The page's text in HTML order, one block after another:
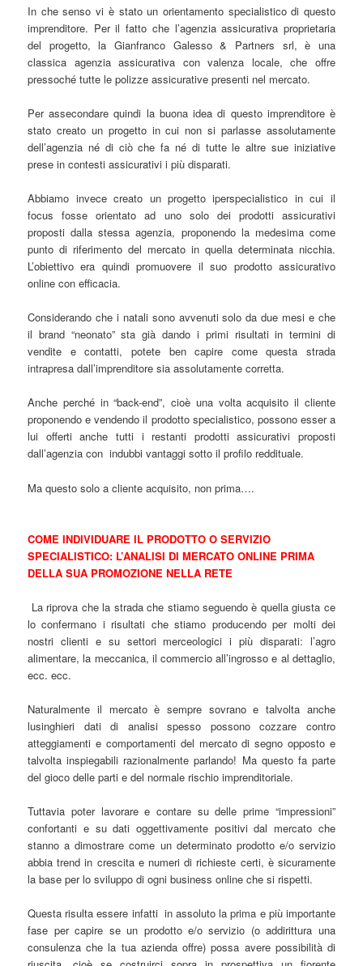
In che senso vi è stato un orientamento specialistico di questo
imprenditore. Per il fatto che l’agenzia assicurativa proprietaria
del progetto, la Gianfranco Galesso & Partners srl, è una
classica agenzia assicurativa con valenza locale, che offre
pressoché tutte le polizze assicurative presenti nel mercato.
Per assecondare quindi la buona idea di questo imprenditore è
stato creato un progetto in cui non si parlasse assolutamente
dell’agenzia né di ciò che fa né di tutte le altre sue iniziative
prese in contesti assicurativi i più disparati.
Abbiamo invece creato un progetto iperspecialistico in cui il
focus fosse orientato ad uno solo dei prodotti assicurativi
proposti dalla stessa agenzia, proponendo la medesima come
punto di riferimento del mercato in quella determinata nicchia.
L’obiettivo era quindi promuovere il suo prodotto assicurativo
online con efficacia.
Considerando che i natali sono avvenuti solo da due mesi e che
il brand “neonato” sta già dando i primi risultati in termini di
vendite e contatti, potete ben capire come questa strada
intrapresa dall’imprenditore sia assolutamente corretta.
Anche perché in “back-end”, cioè una volta acquisito il cliente
proponendo e vendendo il prodotto specialistico, possono esser a
lui offerti anche tutti i restanti prodotti assicurativi proposti
dall’agenzia con indubbi vantaggi sotto il profilo reddituale.
Ma questo solo a cliente acquisito, non prima….
COME INDIVIDUARE IL PRODOTTO O SERVIZIO
SPECIALISTICO: L’ANALISI DI MERCATO ONLINE PRIMA
DELLA SUA PROMOZIONE NELLA RETE
La riprova che la strada che stiamo seguendo è quella giusta ce
lo confermano i risultati che stiamo producendo per molti dei
nostri clienti e su settori merceologici i più disparati: l’agro
alimentare, la meccanica, il commercio all’ingrosso e al dettaglio,
ecc. ecc.
Naturalmente il mercato è sempre sovrano e talvolta anche
lusinghieri dati di analisi spesso possono cozzare contro
atteggiamenti e comportamenti del mercato di segno opposto e
talvolta inspiegabili razionalmente parlando! Ma questo fa parte
del gioco delle parti e del normale rischio imprenditoriale.
Tuttavia poter lavorare e contare su delle prime “impressioni”
confortanti e su dati oggettivamente positivi dal mercato che
stanno a dimostrare come un determinato prodotto e/o servizio
abbia trend in crescita e numeri di richieste certi, è sicuramente
la base per lo sviluppo di ogni business online che si rispetti.
Questa risulta essere infatti in assoluto la prima e più importante
fase per capire se un prodotto e/o servizio (o addirittura una
consulenza che la tua azienda offre) possa avere possibilità di